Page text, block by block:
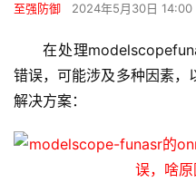
至强防御 2024年5月30日 14:00
在处理
错误，可能涉及多种因素，
解决方案：